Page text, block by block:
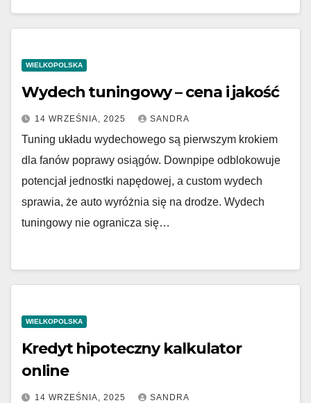
WIELKOPOLSKA
Wydech tuningowy – cena i jakość
14 WRZEŚNIA, 2025 SANDRA
Tuning układu wydechowego są pierwszym krokiem
dla fanów poprawy osiągów. Downpipe odblokowuje
potencjał jednostki napędowej, a custom wydech
sprawia, że auto wyróżnia się na drodze. Wydech
tuningowy nie ogranicza się…
WIELKOPOLSKA
Kredyt hipoteczny kalkulator
online
14 WRZEŚNIA, 2025 SANDRA